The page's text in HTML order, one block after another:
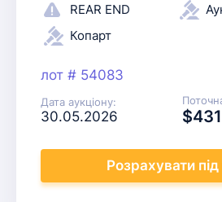
REAR END
Копарт
лот # 54083
Дата аукціону:
30.05.2026
Розрахувати